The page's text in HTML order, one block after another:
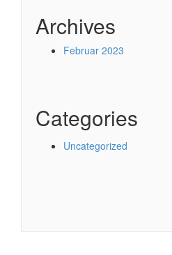
Archives
Februar 2023
Categories
Uncategorized